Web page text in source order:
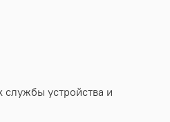
устройства и